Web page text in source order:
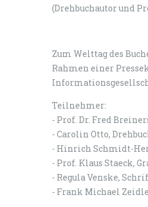
(Drehbuchautor und
Zum Welttag des
Rahmen einer
Teilnehmer:
- Prof. Dr. Fred
- Carolin Otto,
- Hinrich Schmidt-
- Prof. Klaus Staeck,
- Regula Venske,
- Frank Michael